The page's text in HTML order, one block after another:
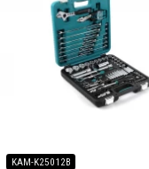
KAM-K25012B